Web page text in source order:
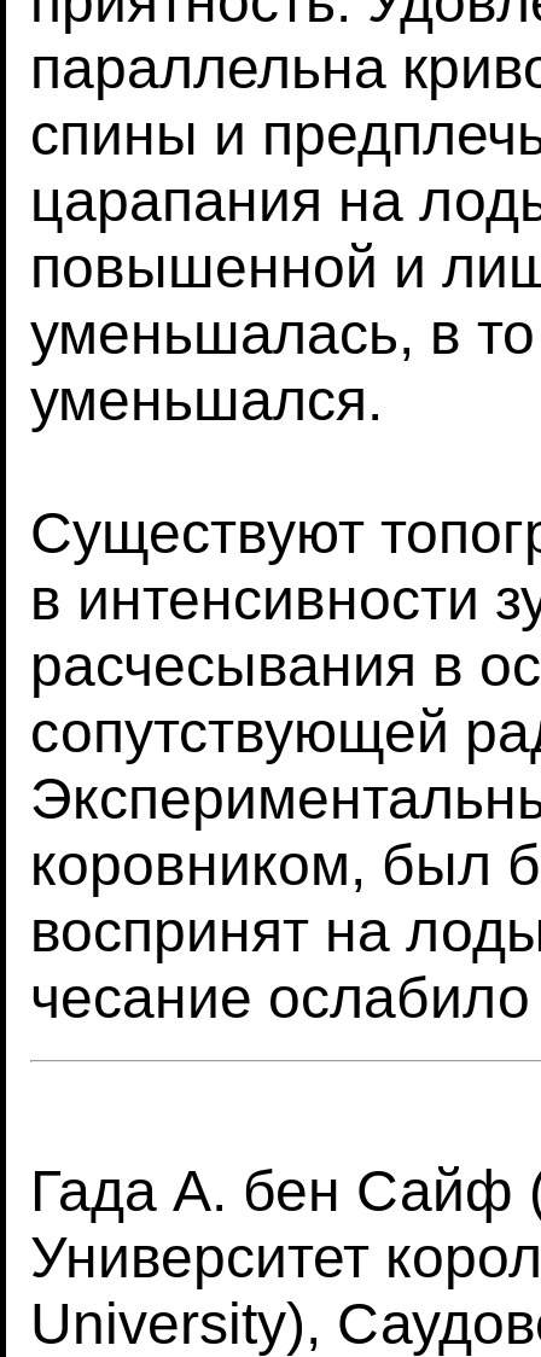
параллельна
спины и
царапания на
повышенной и
уменьшалась, в
уменьшался.
Существуют
в интенсивности
расчесывания в
сопутствующей
коровником, был
воспринят на
чесание
Гада А. бен Сайф
Университет
University),